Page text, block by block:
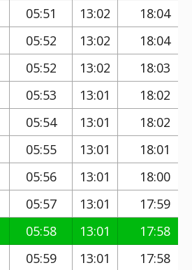
05:51 13:02
18:04
05:52 13:02
18:04
05:52 13:02
18:03
05:53 13:01
18:02
05:54 13:01
18:02
05:55 13:01
18:01
05:56 13:01
18:00
05:57 13:01
17:59
05:58 13:01
17:58
05:59 13:01
17:58